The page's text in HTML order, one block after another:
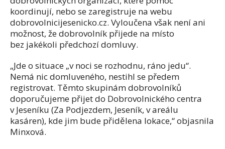
koordinují, nebo se zaregistruje na webu
dobrovolnicijesenicko.cz. Vyloučena však není ani
možnost, že dobrovolník přijede na místo
bez jakékoli předchozí domluvy.
„Jde o situace „v noci se rozhodnu, ráno jedu“.
Nemá nic domluveného, nestihl se předem
registrovat. Těmto skupinám dobrovolníků
doporučujeme přijet do Dobrovolnického centra
v Jeseníku (Za Podjezdem, Jeseník, v areálu
kasáren), kde jim bude přidělena lokace,“ objasnila
Minxová.